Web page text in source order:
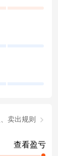
卖出规则
查看盈亏